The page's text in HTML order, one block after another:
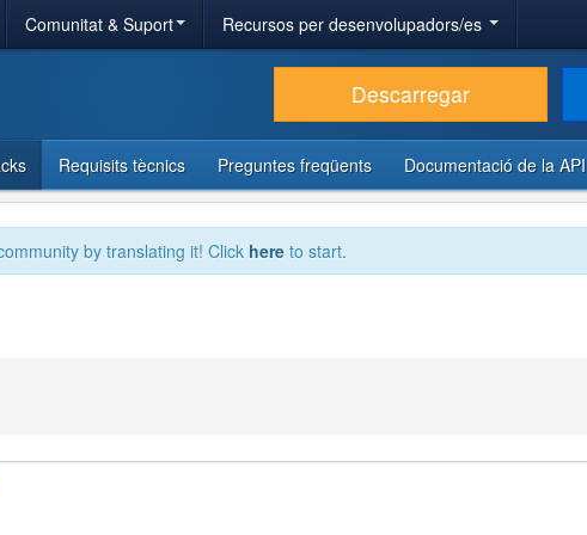
Comunitat & Suport Recursos per desenvolupadors/es
Descarregar
Requisits tècnics Preguntes freqüents Documentació de la API
by translating it! Click here to start.